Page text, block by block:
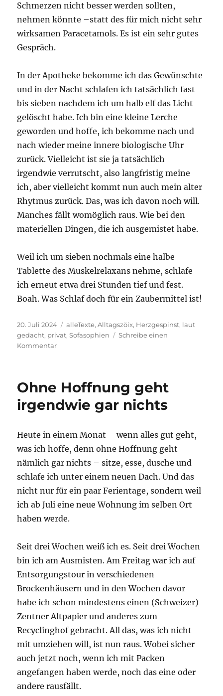
Schmerzen nicht besser werden sollten,
nehmen könnte –statt des für mich nicht sehr
wirksamen Paracetamols. Es ist ein sehr gutes
Gespräch.
In der Apotheke bekomme ich das Gewünschte
und in der Nacht schlafen ich tatsächlich fast
bis sieben nachdem ich um halb elf das Licht
gelöscht habe. Ich bin eine kleine Lerche
geworden und hoffe, ich bekomme nach und
nach wieder meine innere biologische Uhr
zurück. Vielleicht ist sie ja tatsächlich
irgendwie verrutscht, also langfristig meine
ich, aber vielleicht kommt nun auch mein alter
Rhytmus zurück. Das, was ich davon noch will.
Manches fällt womöglich raus. Wie bei den
materiellen Dingen, die ich ausgemistet habe.
Weil ich um sieben nochmals eine halbe
Tablette des Muskelrelaxans nehme, schlafe
ich erneut etwa drei Stunden tief und fest.
Boah. Was Schlaf doch für ein Zaubermittel ist!
Veröffentlicht
am
20. Juli 2024 Kategorien
alleTexte,Alltagszöix, Herzgespinst, laut
gedacht, privat,Sofasophien
Schreibe einen
Kommentarzu
tut
Ohne Hoffnung geht
irgendwie gar nichts
Heute in einem Monat – wenn alles gut geht,
was ich hoffe, denn ohne Hoffnung geht
nämlich gar nichts – sitze, esse, dusche und
schlafe ich unter einem neuen Dach. Und das
nicht nur für ein paar Ferientage, sondern weil
ich ab Juli eine neue Wohnung im selben Ort
haben werde.
Seit drei Wochen weiß ich es. Seit drei Wochen
bin ich am Ausmisten. Am Freitag war ich auf
Entsorgungstour in verschiedenen
Brockenhäusern und in den Wochen davor
habe ich schon mindestens einen (Schweizer)
Zentner Altpapier und anderes zum
Recyclinghof gebracht. All das, was ich nicht
mit umziehen will, ist nun raus. Wobei sicher
auch jetzt noch, wenn ich mit Packen
angefangen haben werde, noch das eine oder
andere rausfällt.